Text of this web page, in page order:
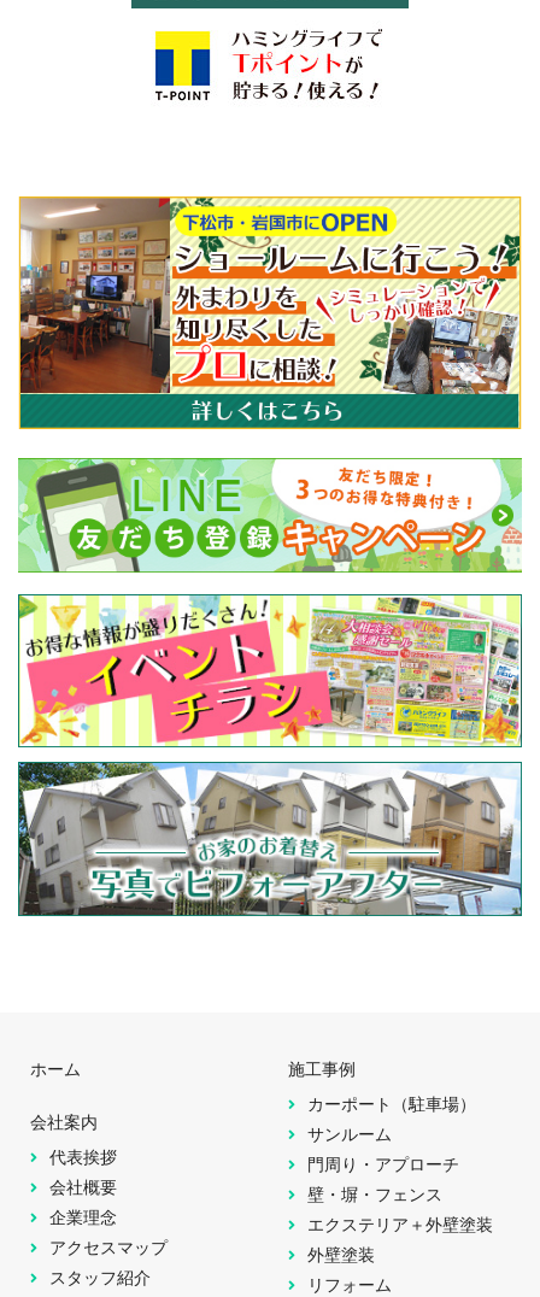
ホーム
会社案内
代表挨拶
会社概要
企業理念
アクセスマップ
スタッフ紹介
施工事例
カーポート（駐車場）
サンルーム
門周り・アプローチ
壁・塀・フェンス
エクステリア＋外壁塗装
外壁塗装
リフォーム